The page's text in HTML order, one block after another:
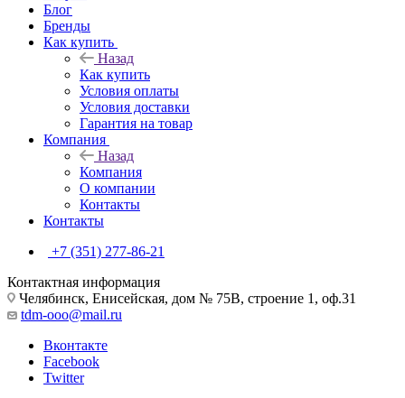
Блог
Бренды
Как купить
Назад
Как купить
Условия оплаты
Условия доставки
Гарантия на товар
Компания
Назад
Компания
О компании
Контакты
Контакты
+7 (351) 277-86-21
Контактная информация
Челябинск, Енисейская, дом № 75В, строение 1, оф.31
tdm-ooo@mail.ru
Вконтакте
Facebook
Twitter